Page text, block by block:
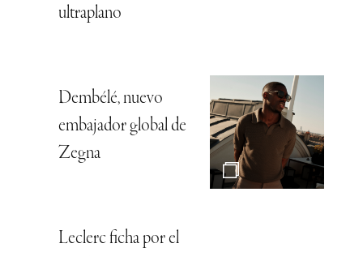
ultraplano
Dembélé, nuevo
embajador global de
Zegna
Leclerc ficha por el